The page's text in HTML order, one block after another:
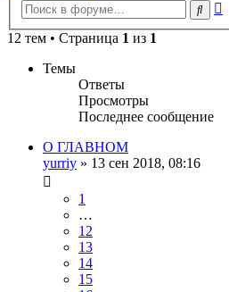
Поиск
12 тем • Страница 1 из 1
Темы
Ответы
Просмотры
Последнее сообщение
О ГЛАВНОМ
yurriy » 13 сен 2018, 08:16
1
…
12
13
14
15